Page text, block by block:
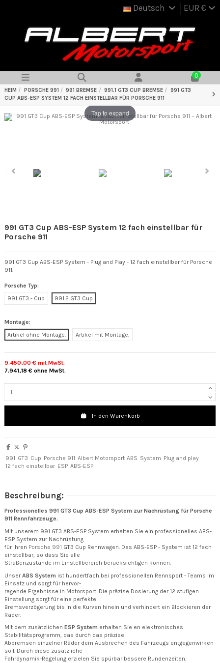
Deutsch EUR €
0
HEIM PORSCHE 991 991 BREMSE 991.1 GT3 CUP BREMSE
991 GT3
CUP ABS-ESP SYSTEM 12 FACH EINSTELLBAR FÜR PORSCHE 911
Tap to expand
991 GT3 Cup ABS-ESP System 12 fach einstellbar für
Porsche 911
991 GT3 Cup ABS-ESP System - Plug and Play - 12 fach einstellbar für Porsche
911.
Porsche Typ:
991 GT3 - Cup
991.2 GT3 Cup
Montage:
Artikel ohne Montage.
Artikel mit Montage.
9.450,00 € mit MwSt.
7.941,18 € ohne MwSt.
In den Warenkorb
991 GT3 Cup Porsche 911 Albert Motorsport ABS System Plug and play
12 fach einstellbar ESP ABS-ESP
Beschreibung:
Professionelles 991 GT3 Cup ABS-ESP System zur Nachrüstung für Porsche
911 Rennfahrzeuge.
Mit unserem 991 GT3 ABS-ESP System erhalten Sie ein professionelles ABS-
ESP System zur Nachrüstung
für Ihren Porsche 991 GT3 Cup Rennwagen. Das ABS-ESP - System ist 12 fach
einstellbar, so dass Sie alle
Straßenzustände im Einstellbereich berücksichtigen können.
UnserABS System ist hundertfach bei professionellen Rennsport - Teams im
Einsatz und sorgt für hervor-
ragende Ergebnisse in Motorsport. Die präzise Dosierung der 12 stufigen
Einstellung sorgt für eine perfekte
Bremsverzögerung bis in die Kurven hinein und verhindert ein Blockieren der
Räder.
Mit dem zusätzlichen ESP System erhalten Sie en elektronisches
Stabilitätsprogramm, das durch das präzise
Abbremsen einzelner Räder dem Ausbrechen des Fahrzeugs entgegenwirken
soll. Durch diese zusätzliche
Fahrdynamik-Regelung erzielen Sie spürbar bessere Rundenzeiten.